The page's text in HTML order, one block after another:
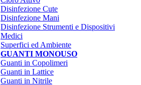
Disinfezione Cute
Disinfezione Mani
Disinfezione Strumenti e Dispositivi
Medici
Superfici ed Ambiente
GUANTI MONOUSO
Guanti in Copolimeri
Guanti in Lattice
Guanti in Nitrile